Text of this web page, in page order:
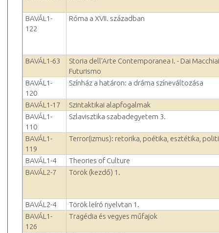
BAVÁL1-
122
Róma a XVII. században
BAVÁL1-63
Storia dell'Arte Contemporanea I. - Dai
Futurismo
BAVÁL1-
120
Színház a határon: a dráma színeváltozása
BAVÁL1-17
Szintaktikai alapfogalmak
BAVÁL1-
110
Szlavisztika szabadegyetem 3.
BAVÁL1-
119
Terror(izmus): retorika, poétika, esztétika,
BAVÁL1-4
Theories of Culture
BAVÁL2-7
Török (kezdő) 1.
BAVÁL2-4
Török leíró nyelvtan 1.
BAVÁL1-
126
Tragédia és vegyes műfajok